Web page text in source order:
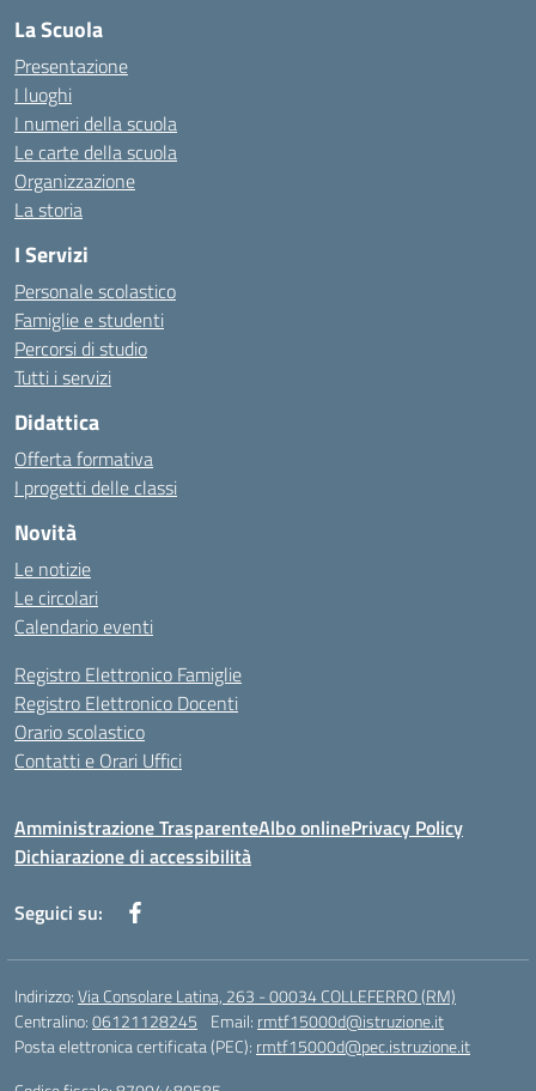
La Scuola
Presentazione
I luoghi
I numeri della scuola
Le carte della scuola
Organizzazione
La storia
I Servizi
Personale scolastico
Famiglie e studenti
Percorsi di studio
Tutti i servizi
Didattica
Offerta formativa
I progetti delle classi
Novità
Le notizie
Le circolari
Calendario eventi
Registro Elettronico Famiglie
Registro Elettronico Docenti
Orario scolastico
Contatti e Orari Uffici
Amministrazione TrasparenteAlbo onlinePrivacy Policy
Dichiarazione di accessibilità
Seguici su:
Indirizzo:Via Consolare Latina, 263 - 00034 COLLEFERRO (RM)
Centralino:06121128245 Email: rmtf15000d@istruzione.it
Posta elettronica certificata (PEC): rmtf15000d@pec.istruzione.it